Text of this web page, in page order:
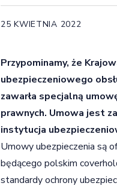
25 KWIETNIA 2022
Przypominamy, że
ubezpieczeniowego
zawarła specjalną
prawnych. Umowa jest
instytucja
Umowy ubezpieczenia są
będącego polskim
standardy ochrony